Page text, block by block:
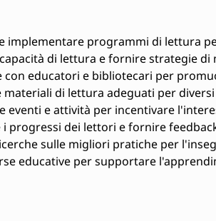
implementare programmi di lettura
di lettura e fornire strategie di
con educatori e bibliotecari per
materiali di lettura adeguati per
eventi e attività per incentivare
progressi dei lettori e fornire
sulle migliori pratiche per
educative per supportare